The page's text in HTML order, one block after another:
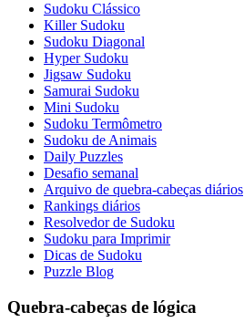
Sudoku Clássico
Killer Sudoku
Sudoku Diagonal
Hyper Sudoku
Jigsaw Sudoku
Samurai Sudoku
Mini Sudoku
Sudoku Termômetro
Sudoku de Animais
Daily Puzzles
Desafio semanal
Arquivo de quebra-cabeças diários
Rankings diários
Resolvedor de Sudoku
Sudoku para Imprimir
Dicas de Sudoku
Puzzle Blog
Quebra-cabeças de lógica